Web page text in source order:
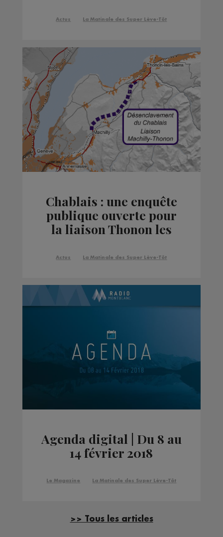
Actus La Matinale des Super Lève-Tôt
Chablais : une enquête
publique ouverte pour
la liaison Thonon les
Actus La Matinale des Super Lève-Tôt
Agenda digital | Du 8 au
14 février 2018
Le Magazine La Matinale des Super Lève-Tôt
>> Tous les articles